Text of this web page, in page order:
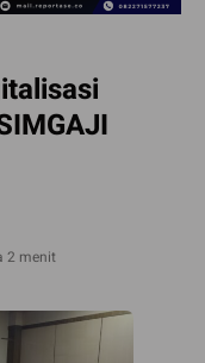
2 menit